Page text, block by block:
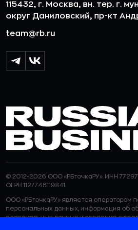
115432, г. Москва, вн. тер. г.
округ Даниловский, пр-кт
team@rb.ru
© 2012-2026 ООО «РБточкаРУ». ИНН
ОГРН 1127746119841
ООО «РБточкаРУ» является оператором
персональных данных, информация об
персональных данных и сведения о